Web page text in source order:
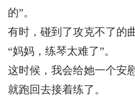
的”。
有时，碰到了攻克不了的
“妈妈，练琴太难了”。
这时候，我会给她一个安
就跑回去接着练了。